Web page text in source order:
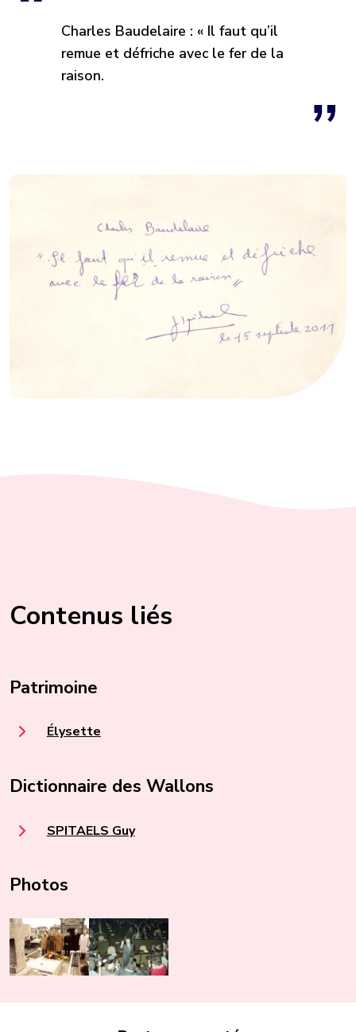
Charles Baudelaire : « Il faut qu’il
remue et défriche avec le fer de la
raison.
Contenus liés
Patrimoine
Élysette
Dictionnaire des Wallons
SPITAELS Guy
Photos